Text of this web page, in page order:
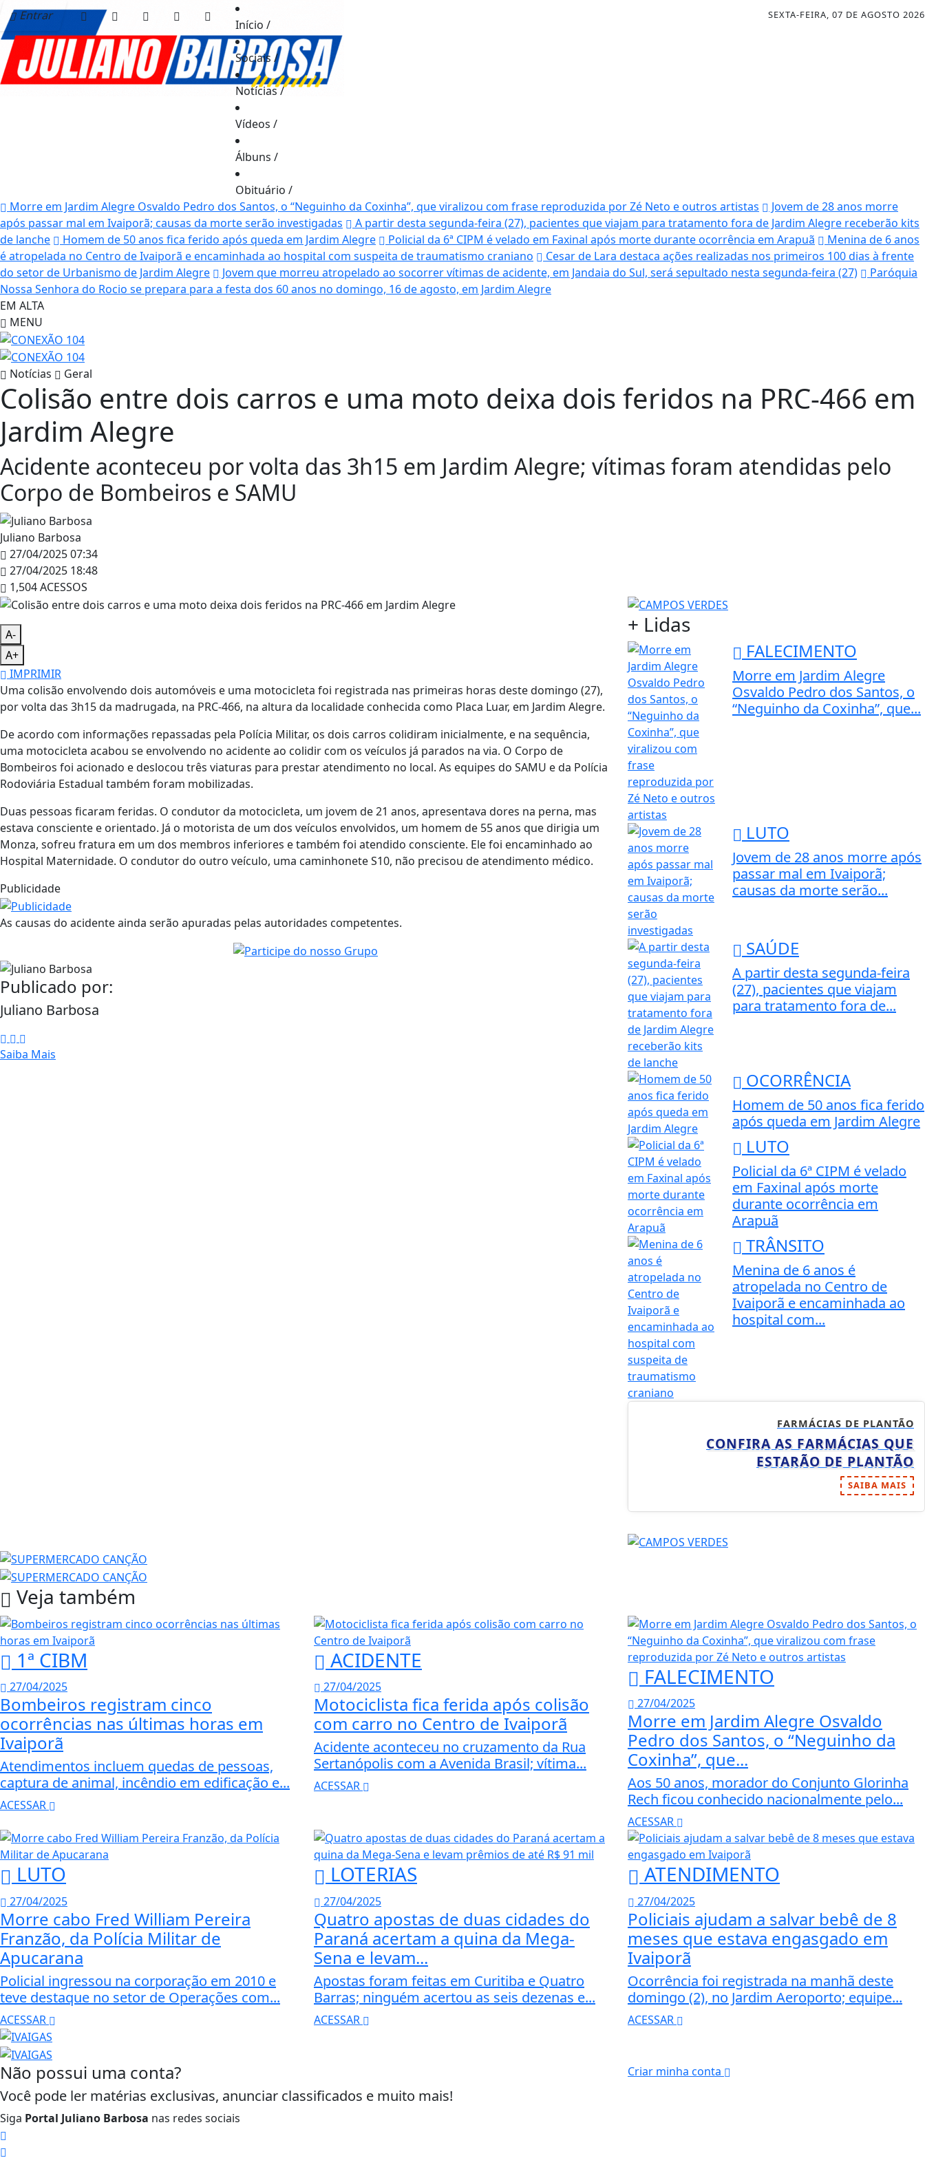
Entrar SEXTA-FEIRA, 07 DE AGOSTO 2026
Início /
Sociais /
Notícias/
Vídeos /
Álbuns /
Obituário /
Morre em Jardim Alegre Osvaldo Pedro dos Santos, o “Neguinho da Coxinha”, que viralizou com frase reproduzida por Zé Neto e outros artistas
Jovem de 28 anos morre
após passar mal em Ivaiporã; causas da morte serão investigadas
A partir desta segunda-feira (27), pacientes que viajam para tratamento fora de Jardim Alegre receberão kits
de lanche
Homem de 50 anos fica ferido após queda em Jardim Alegre Policial da 6ª CIPM é velado em Faxinal após morte durante ocorrência em Arapuã
Menina de 6 anos
é atropelada no Centro de Ivaiporã e encaminhada ao hospital com suspeita de traumatismo craniano
Cesar de Lara destaca ações realizadas nos primeiros 100 dias à frente
do setor de Urbanismo de Jardim Alegre
Jovem que morreu atropelado ao socorrer vítimas de acidente, em Jandaia do Sul, será sepultado nesta segunda-feira (27)
Paróquia
Nossa Senhora do Rocio se prepara para a festa dos 60 anos no domingo, 16 de agosto, em Jardim Alegre
EM ALTA
MENU
Notícias Geral
Colisão entre dois carros e uma moto deixa dois feridos na PRC-466 em
Jardim Alegre
Acidente aconteceu por volta das 3h15 em Jardim Alegre; vítimas foram atendidas pelo
Corpo de Bombeiros e SAMU
Juliano Barbosa
27/04/2025 07:34
27/04/2025 18:48
1,504 ACESSOS
A-
A+
IMPRIMIR
Uma colisão envolvendo dois automóveis e uma motocicleta foi registrada nas primeiras horas deste domingo (27),
por volta das 3h15 da madrugada, na PRC-466, na altura da localidade conhecida como Placa Luar, em Jardim Alegre.
De acordo com informações repassadas pela Polícia Militar, os dois carros colidiram inicialmente, e na sequência,
uma motocicleta acabou se envolvendo no acidente ao colidir com os veículos já parados na via. O Corpo de
Bombeiros foi acionado e deslocou três viaturas para prestar atendimento no local. As equipes do SAMU e da Polícia
Rodoviária Estadual também foram mobilizadas.
Duas pessoas ficaram feridas. O condutor da motocicleta, um jovem de 21 anos, apresentava dores na perna, mas
estava consciente e orientado. Já o motorista de um dos veículos envolvidos, um homem de 55 anos que dirigia um
Monza, sofreu fratura em um dos membros inferiores e também foi atendido consciente. Ele foi encaminhado ao
Hospital Maternidade. O condutor do outro veículo, uma caminhonete S10, não precisou de atendimento médico.
Publicidade
As causas do acidente ainda serão apuradas pelas autoridades competentes.
Publicado por:
Juliano Barbosa
Saiba Mais
+ Lidas
FALECIMENTO
Morre em Jardim Alegre
Osvaldo Pedro dos Santos, o
“Neguinho da Coxinha”, que...
LUTO
Jovem de 28 anos morre após
passar mal em Ivaiporã;
causas da morte serão...
SAÚDE
A partir desta segunda-feira
(27), pacientes que viajam
para tratamento fora de...
OCORRÊNCIA
Homem de 50 anos fica ferido
após queda em Jardim Alegre
LUTO
Policial da 6ª CIPM é velado
em Faxinal após morte
durante ocorrência em
Arapuã
TRÂNSITO
Menina de 6 anos é
atropelada no Centro de
Ivaiporã e encaminhada ao
hospital com...
FARMÁCIAS DE PLANTÃO
CONFIRA AS FARMÁCIAS QUE
ESTARÃO DE PLANTÃO
SAIBA MAIS
Veja também
1ª CIBM
27/04/2025
Bombeiros registram cinco
ocorrências nas últimas horas em
Ivaiporã
Atendimentos incluem quedas de pessoas,
captura de animal, incêndio em edificação e...
ACESSAR
ACIDENTE
27/04/2025
Motociclista fica ferida após colisão
com carro no Centro de Ivaiporã
Acidente aconteceu no cruzamento da Rua
Sertanópolis com a Avenida Brasil; vítima...
ACESSAR
FALECIMENTO
27/04/2025
Morre em Jardim Alegre Osvaldo
Pedro dos Santos, o “Neguinho da
Coxinha”, que...
Aos 50 anos, morador do Conjunto Glorinha
Rech ficou conhecido nacionalmente pelo...
ACESSAR
LUTO
27/04/2025
Morre cabo Fred William Pereira
Franzão, da Polícia Militar de
Apucarana
Policial ingressou na corporação em 2010 e
teve destaque no setor de Operações com...
ACESSAR
LOTERIAS
27/04/2025
Quatro apostas de duas cidades do
Paraná acertam a quina da Mega-
Sena e levam...
Apostas foram feitas em Curitiba e Quatro
Barras; ninguém acertou as seis dezenas e...
ACESSAR
ATENDIMENTO
27/04/2025
Policiais ajudam a salvar bebê de 8
meses que estava engasgado em
Ivaiporã
Ocorrência foi registrada na manhã deste
domingo (2), no Jardim Aeroporto; equipe...
ACESSAR
Não possui uma conta?
Você pode ler matérias exclusivas, anunciar classificados e muito mais!
Criar minha conta
Siga Portal Juliano Barbosa nas redes sociais